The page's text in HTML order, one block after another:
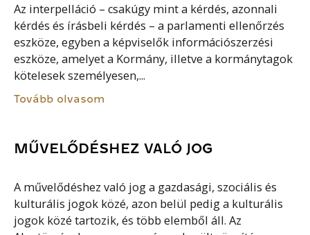
Az interpelláció – csakúgy mint a kérdés, azonnali
kérdés és írásbeli kérdés – a parlamenti ellenőrzés
eszköze, egyben a képviselők információszerzési
eszköze, amelyet a Kormány, illetve a kormánytagok
kötelesek személyesen,...
Tovább olvasom
MŰVELŐDÉSHEZ VALÓ JOG
A művelődéshez való jog a gazdasági, szociális és
kulturális jogok közé, azon belül pedig a kulturális
jogok közé tartozik, és több elemből áll. Az